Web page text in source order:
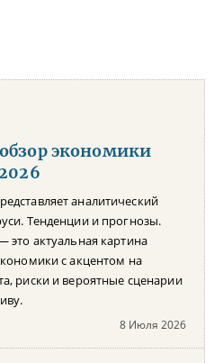
экономики
аналитический
Тенденции и прогнозы.
актуальная картина
с акцентом на
риски и вероятные сценарии
8 Июля 2026